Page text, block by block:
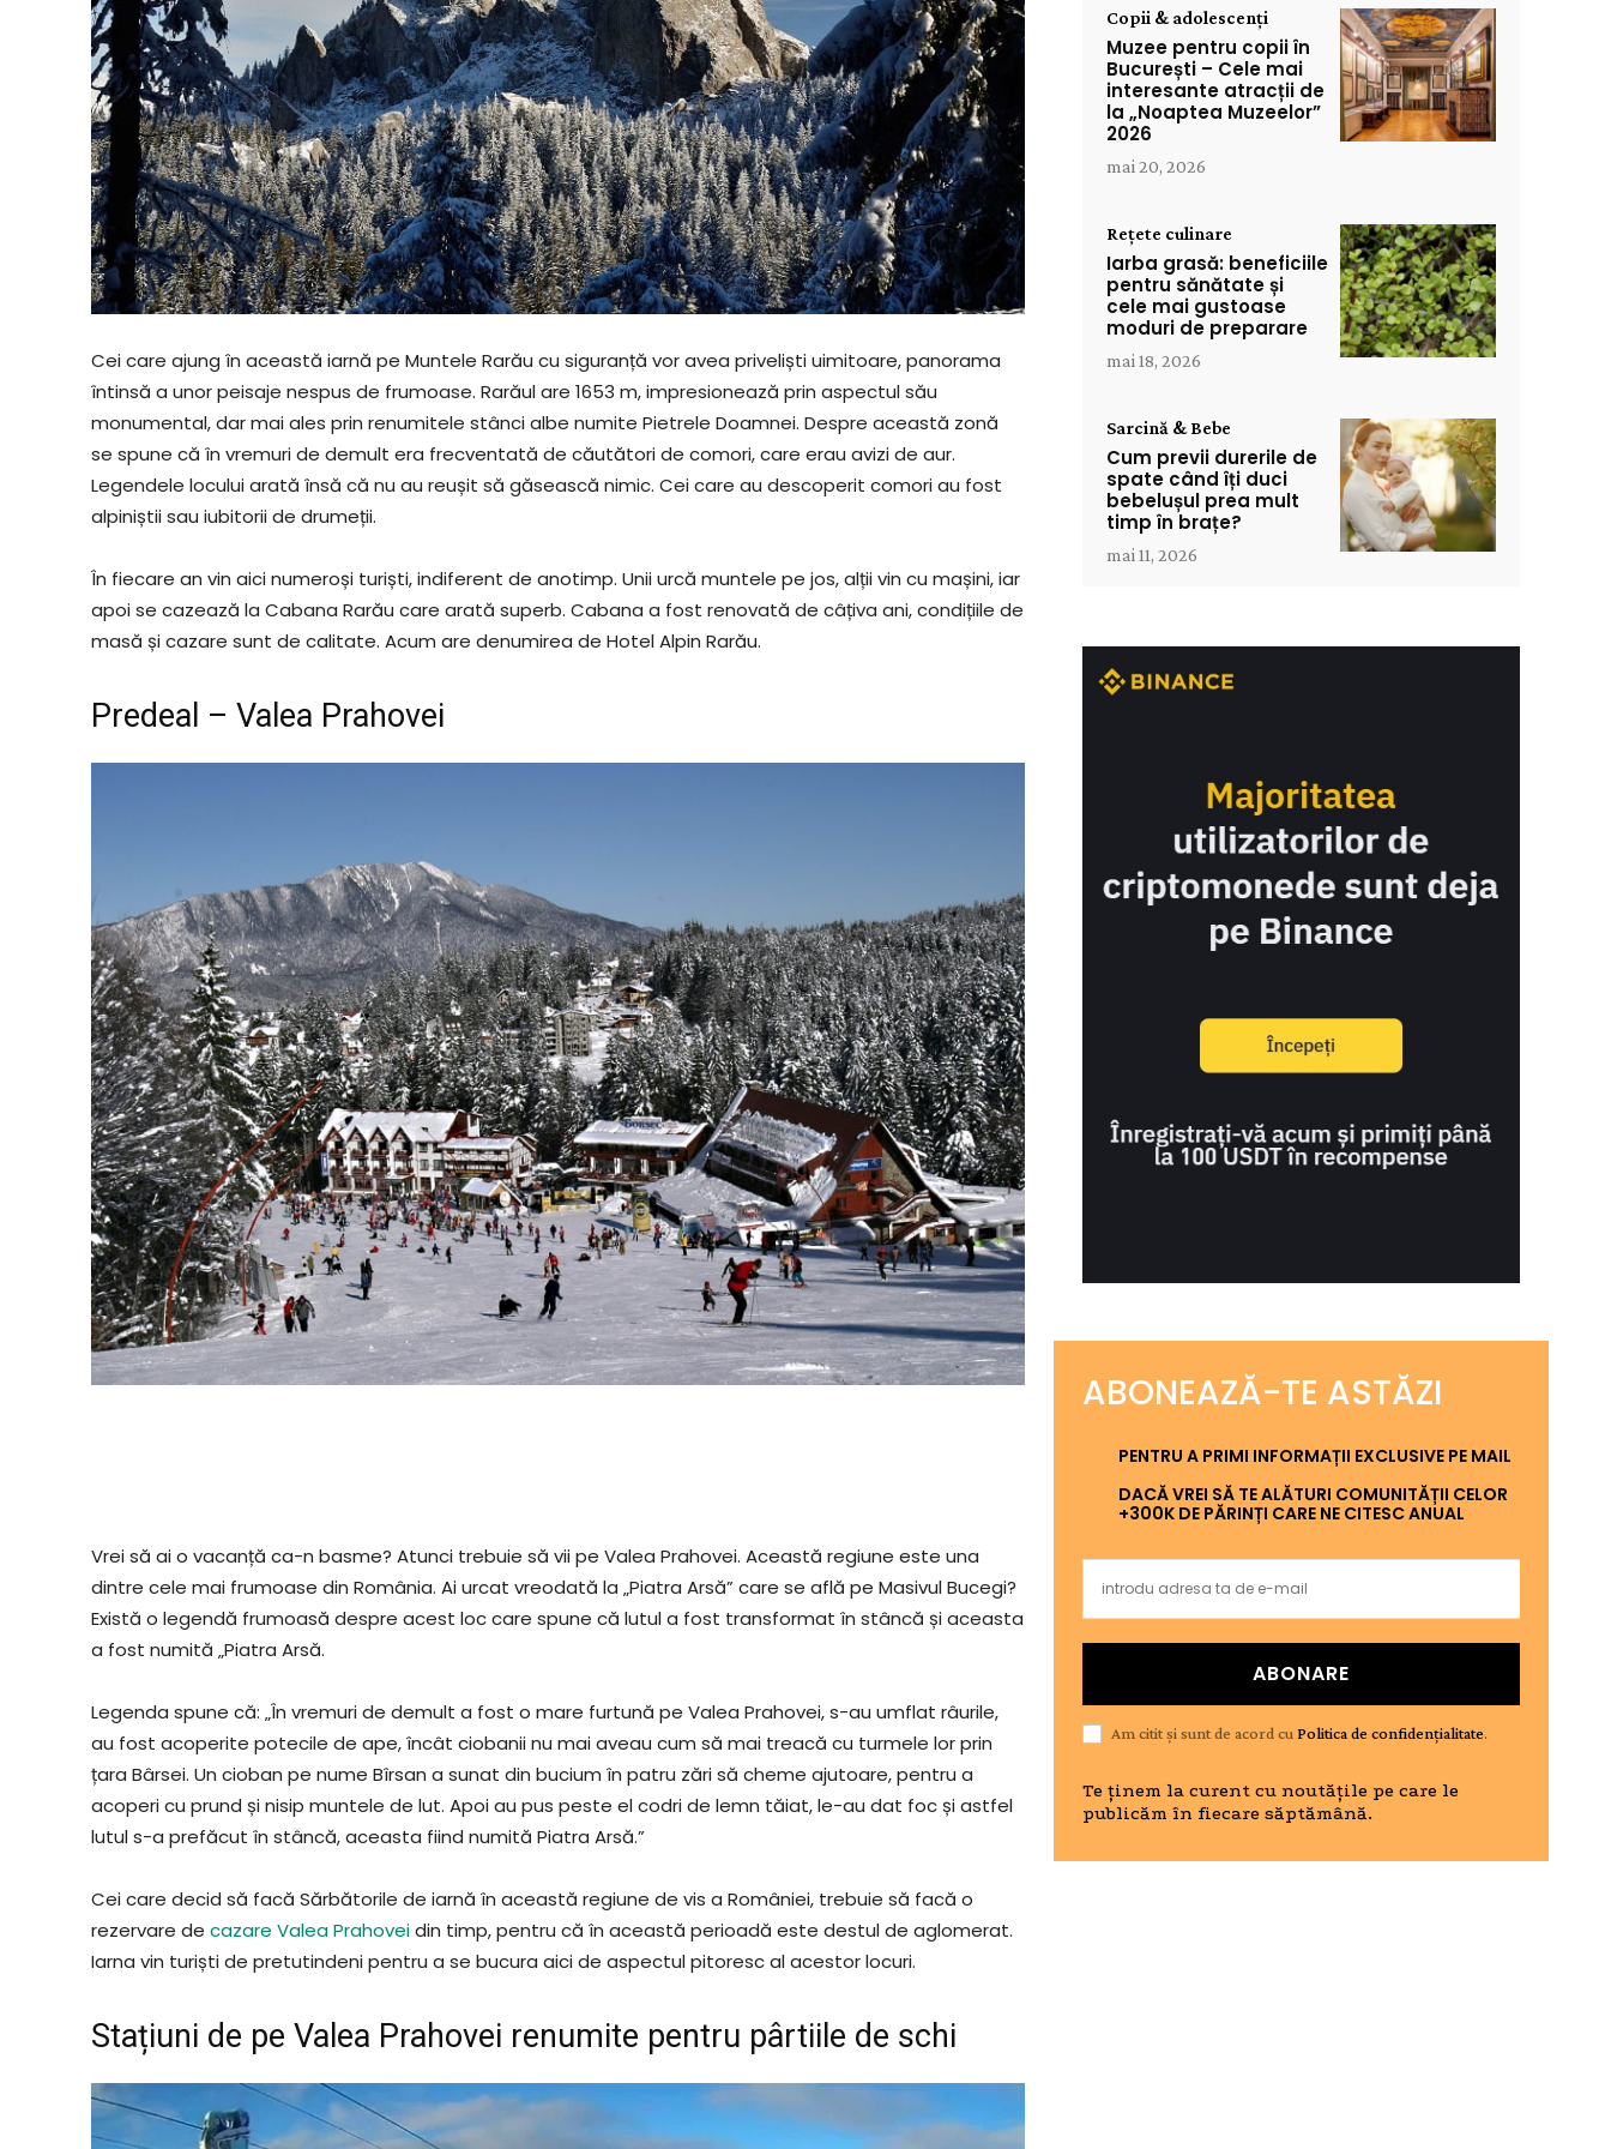
Cei care ajung în această iarnă pe Muntele Rarău cu siguranță vor avea priveliști uimitoare, panorama
întinsă a unor peisaje nespus de frumoase. Rarăul are 1653 m, impresionează prin aspectul său
monumental, dar mai ales prin renumitele stânci albe numite Pietrele Doamnei. Despre această zonă
se spune că în vremuri de demult era frecventată de căutători de comori, care erau avizi de aur.
Legendele locului arată însă că nu au reușit să găsească nimic. Cei care au descoperit comori au fost
alpiniștii sau iubitorii de drumeții.
În fiecare an vin aici numeroși turiști, indiferent de anotimp. Unii urcă muntele pe jos, alții vin cu mașini, iar
apoi se cazează la Cabana Rarău care arată superb. Cabana a fost renovată de câțiva ani, condițiile de
masă și cazare sunt de calitate. Acum are denumirea de Hotel Alpin Rarău.
Predeal – Valea Prahovei
Vrei să ai o vacanță ca-n basme? Atunci trebuie să vii pe Valea Prahovei. Această regiune este una
dintre cele mai frumoase din România. Ai urcat vreodată la „Piatra Arsă” care se află pe Masivul Bucegi?
Există o legendă frumoasă despre acest loc care spune că lutul a fost transformat în stâncă și aceasta
a fost numită „Piatra Arsă.
Legenda spune că: „În vremuri de demult a fost o mare furtună pe Valea Prahovei, s-au umflat râurile,
au fost acoperite potecile de ape, încât ciobanii nu mai aveau cum să mai treacă cu turmele lor prin
țara Bârsei. Un cioban pe nume Bîrsan a sunat din bucium în patru zări să cheme ajutoare, pentru a
acoperi cu prund și nisip muntele de lut. Apoi au pus peste el codri de lemn tăiat, le-au dat foc și astfel
lutul s-a prefăcut în stâncă, aceasta fiind numită Piatra Arsă.”
Cei care decid să facă Sărbătorile de iarnă în această regiune de vis a României, trebuie să facă o
rezervare de cazare Valea Prahoveidin timp, pentru că în această perioadă este destul de aglomerat.
Iarna vin turiști de pretutindeni pentru a se bucura aici de aspectul pitoresc al acestor locuri.
Stațiuni de pe Valea Prahovei renumite pentru pârtiile de schi
Copii & adolescenți
Muzee pentru copii în
București – Cele mai
interesante atracții de
la „Noaptea Muzeelor”
2026
mai 20, 2026
Rețete culinare
Iarba grasă: beneficiile
pentru sănătate și
cele mai gustoase
moduri de preparare
mai 18, 2026
Sarcină & Bebe
Cum previi durerile de
spate când îți duci
bebelușul prea mult
timp în brațe?
mai 11, 2026
ABONEAZĂ-TE ASTĂZI
PENTRU A PRIMI INFORMAȚII EXCLUSIVE PE MAIL
DACĂ VREI SĂ TE ALĂTURI COMUNITĂȚII CELOR
+300K DE PĂRINȚI CARE NE CITESC ANUAL
ABONARE
Am citit și sunt de acord cuPolitica de confidențialitate.
Te ținem la curent cu noutățile pe care le
publicăm în fiecare săptămână.